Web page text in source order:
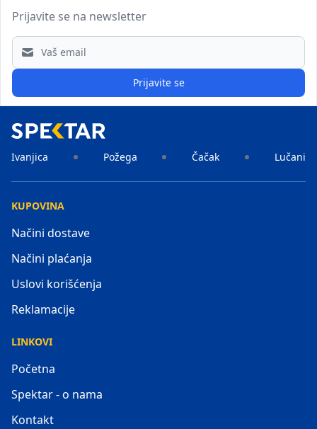
Prijavite se na newsletter
Email address
Prijavite se
Ivanjica Požega Čačak Lučani
KUPOVINA
Načini dostave
Načini plaćanja
Uslovi korišćenja
Reklamacije
LINKOVI
Početna
Spektar - o nama
Kontakt